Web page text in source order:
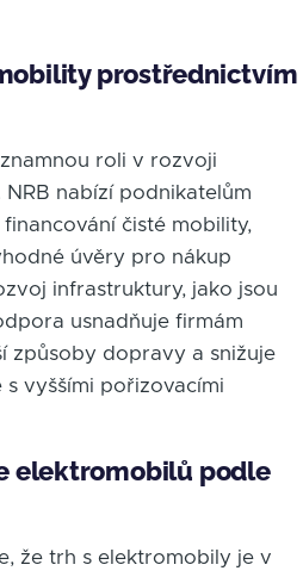
prostřednictvím
roli v rozvoji
nabízí podnikatelům
čisté mobility,
úvěry pro nákup
infrastruktury, jako jsou
usnadňuje firmám
způsoby dopravy a snižuje
vyššími pořizovacími
elektromobilů podle
že trh s elektromobily je v